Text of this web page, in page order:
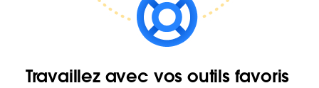
Travaillez avec vos outils favoris